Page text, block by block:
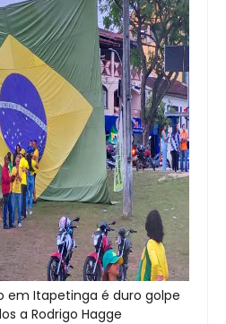
em Itapetinga é duro golpe
a Rodrigo Hagge